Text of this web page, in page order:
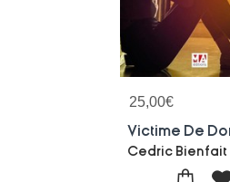
25,00€
Cedric Bienfait